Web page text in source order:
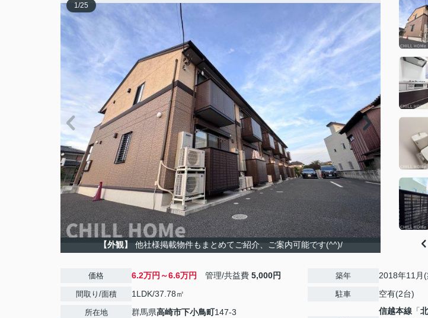
1/25
【外観】 他社様掲載物件もまとめてご紹介、ご案内可能です(^^)/
価格 6.2万円～6.6万円 管理/共益費 5,000円
間取り/面積 1LDK/37.78㎡
所在地 群馬県高崎市下小鳥町147-3
築年 2018年11月
駐車 空有(2台)
信越本線 「